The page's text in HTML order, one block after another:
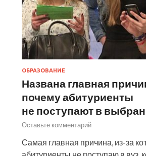
ОБРАЗОВАНИЕ
Названа главная
почему абитуриенты
не поступают в
Оставьте комментарий
Самая главная причина, из-за